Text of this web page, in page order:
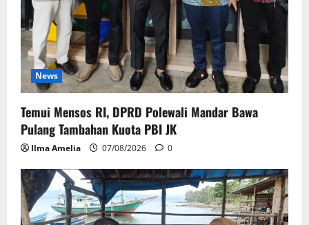
News
Temui Mensos RI, DPRD Polewali Mandar Bawa
Pulang Tambahan Kuota PBI JK
Ilma Amelia 07/08/2026 0